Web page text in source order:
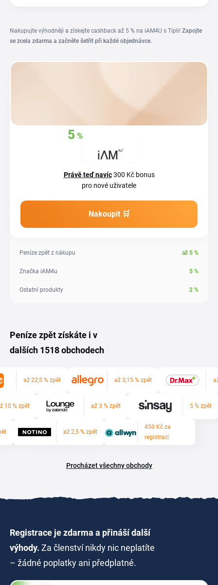
Nakupujte výhodněji a získejte cashback až 5 % na iAM4U s Tipli! Zapojte
se zcela zdarma a začněte šetřit při každé objednávce.
5 %
Právě teď navíc300 Kč bonus
pro nové uživatele
Nakoupit 🛒
Peníze zpět z nákupu až 5 %
Značka iAM4u 5 %
Ostatní produkty 2 %
Peníze zpět získáte i v
dalších 1518 obchodech
až 22,5 % zpět až 3,15 % zpět
10 % zpět až 3 % zpět 5 % zpět
až 2,5 % zpět
450 Kč za
registraci
Procházet všechny obchody
Registrace je zdarma a přináší další
výhody. Za členství nikdy nic neplatíte
– žádné poplatky ani předplatné.